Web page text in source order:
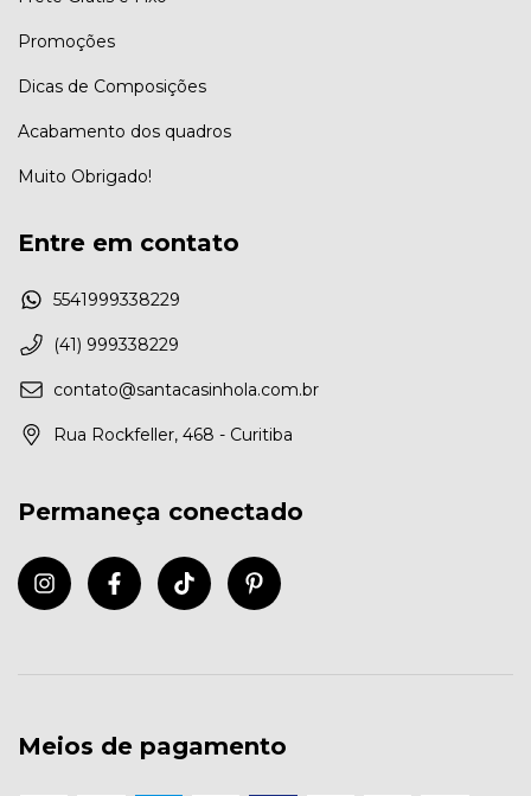
Promoções
Dicas de Composições
Acabamento dos quadros
Muito Obrigado!
Entre em contato
5541999338229
(41) 999338229
contato@santacasinhola.com.br
Rua Rockfeller, 468 - Curitiba
Permaneça conectado
Meios de pagamento